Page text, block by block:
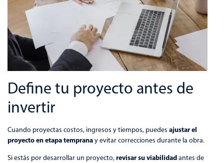
Define tu proyecto antes de
invertir
Cuando proyectas costos, ingresos y tiempos, puedes ajustar el
proyecto en etapa tempranay evitar correcciones durante la obra.
Si estás por desarrollar un proyecto,revisar su viabilidadantes de